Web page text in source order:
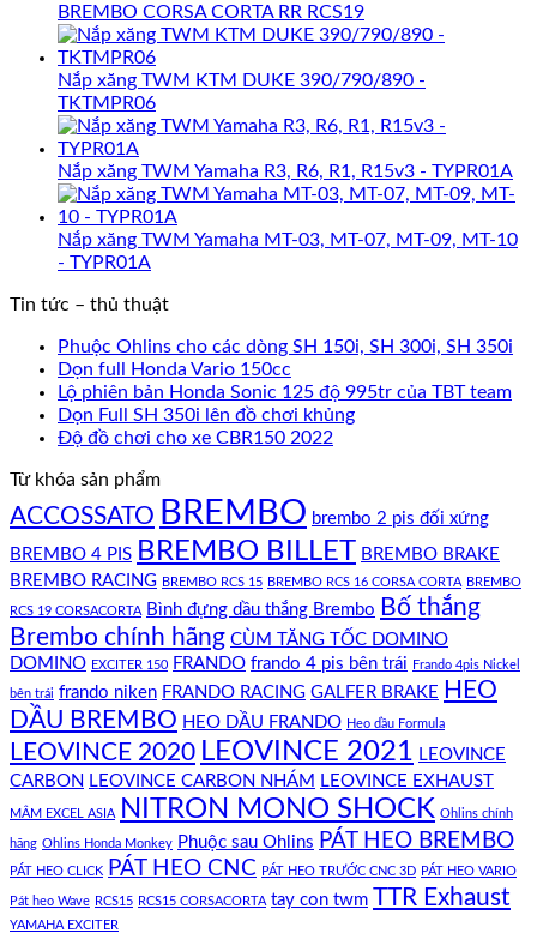
BREMBO CORSA CORTA RR RCS19
Nắp xăng TWM KTM DUKE 390/790/890 -
TKTMPR06
Nắp xăng TWM Yamaha R3, R6, R1, R15v3 - TYPR01A
Nắp xăng TWM Yamaha MT-03, MT-07, MT-09, MT-10
- TYPR01A
Tin tức – thủ thuật
Phuộc Ohlins cho các dòng SH 150i, SH 300i, SH 350i
Dọn full Honda Vario 150cc
Lộ phiên bản Honda Sonic 125 độ 995tr của TBT team
Dọn Full SH 350i lên đồ chơi khủng
Độ đồ chơi cho xe CBR150 2022
Từ khóa sản phẩm
ACCOSSATO BREMBO brembo 2 pis đối xứng
BREMBO 4 PIS BREMBO BILLET BREMBO BRAKE
BREMBO RACING BREMBO RCS 15 BREMBO RCS 16 CORSA CORTA BREMBO
RCS 19 CORSACORTA Bình đựng dầu thắng Brembo Bố thắng
Brembo chính hãng CÙM TĂNG TỐC DOMINO
DOMINO EXCITER 150 FRANDO frando 4 pis bên trái Frando 4pis Nickel
bên trái frando niken FRANDO RACING GALFER BRAKE HEO
DẦU BREMBO HEO DẦU FRANDO Heo dầu Formula
LEOVINCE 2020 LEOVINCE 2021 LEOVINCE
CARBON LEOVINCE CARBON NHÁM LEOVINCE EXHAUST
MÂM EXCEL ASIA NITRON MONO SHOCK Ohlins chính
hãng Ohlins Honda Monkey Phuộc sau Ohlins PÁT HEO BREMBO
PÁT HEO CLICK PÁT HEO CNC PÁT HEO TRƯỚC CNC 3D PÁT HEO VARIO
Pát heo Wave RCS15 RCS15 CORSACORTA tay con twm TTR Exhaust
YAMAHA EXCITER